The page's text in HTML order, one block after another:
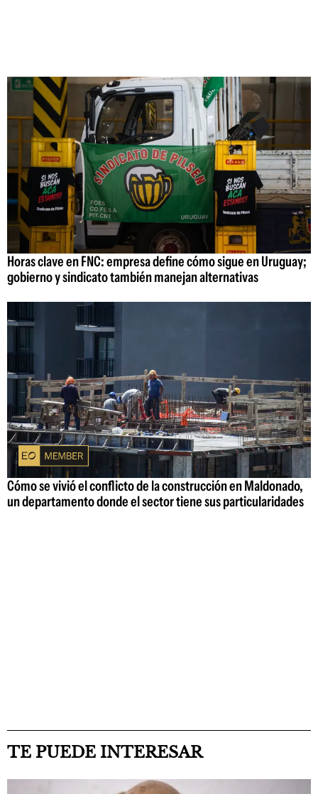
Horas clave en FNC: empresa define cómo sigue en Uruguay;
gobierno y sindicato también manejan alternativas
Cómo se vivió el conflicto de la construcción en Maldonado,
un departamento donde el sector tiene sus particularidades
TE PUEDE INTERESAR